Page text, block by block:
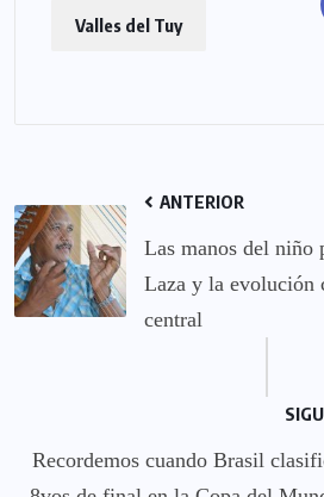
Valles del Tuy
ANTERIOR
Las manos del niño
Laza y la evolución
central
Recordemos cuando Brasil